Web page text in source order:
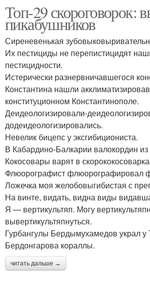
Топ-29 скороговорок:
пикабушников
Сиреневенькая
Их пестициды не перепистицидят
пестицидности.
Истерически разнервничавшегося
Константина нашли
конституционном Константинополе.
Деидеологизировали-
додеидеологизировались.
Невелик бицепс у эксгибициониста.
В Кабардино-Балкарии валокордин
Кокосовары варят в
Флюорографист флюорографировал
Ложечка моя желобовыгибистая с
На винте, видать, видна виды
Я — вертикультяп. Могу
вывертикультяпнуться.
Гурбангулы Бердымухамедов украл у
Бердонгарова кораллы.
читать дальше →